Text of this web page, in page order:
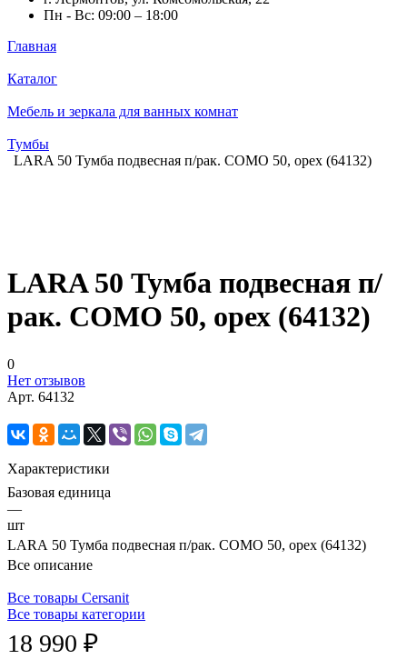
Пн - Вс: 09:00 – 18:00
Главная
Каталог
Мебель и зеркала для ванных комнат
Тумбы
LARA 50 Тумба подвесная п/рак. COMO 50, орех (64132)
LARA 50 Тумба подвесная п/
рак. COMO 50, орех (64132)
0
Нет отзывов
Арт. 64132
Характеристики
Базовая единица
—
шт
LARA 50 Тумба подвесная п/рак. COMO 50, орех (64132)
Все описание
Все товары Cersanit
Все товары категории
18 990 ₽